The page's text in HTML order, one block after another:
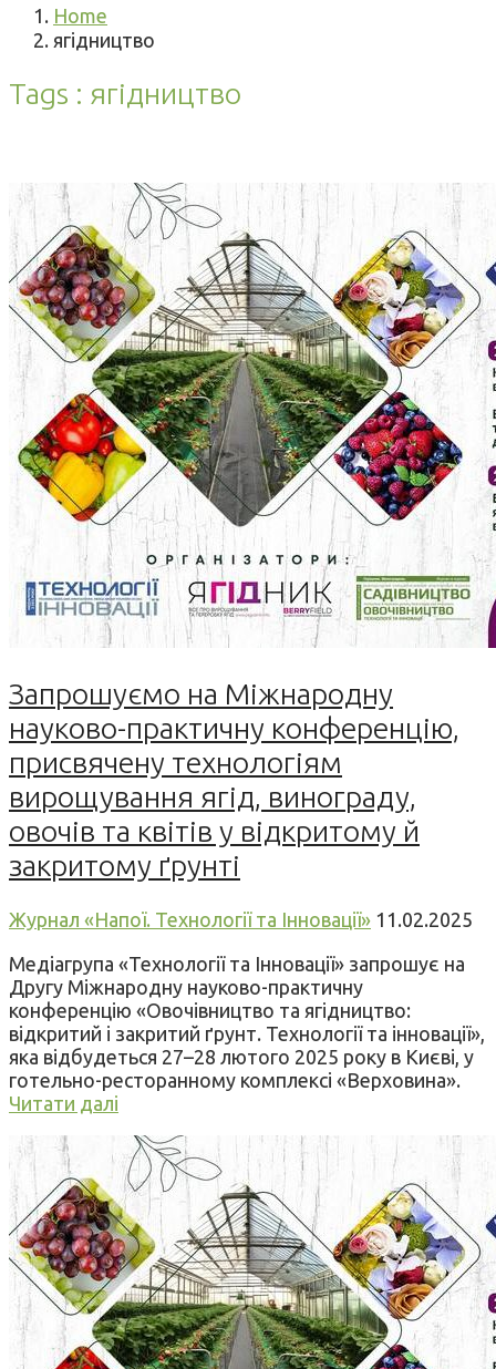
Home
ягідництво
Tags : ягідництво
Запрошуємо на Міжнародну
науково-практичну конференцію,
присвячену технологіям
вирощування ягід, винограду,
овочів та квітів у відкритому й
закритому ґрунті
Журнал «Напої. Технології та Інновації» 11.02.2025
Медіагрупа «Технології та Інновації» запрошує на
Другу Міжнародну науково-практичну
конференцію «Овочівництво та ягідництво:
відкритий і закритий ґрунт. Технології та інновації»,
яка відбудеться 27–28 лютого 2025 року в Києві, у
готельно-ресторанному комплексі «Верховина».
Читати далі